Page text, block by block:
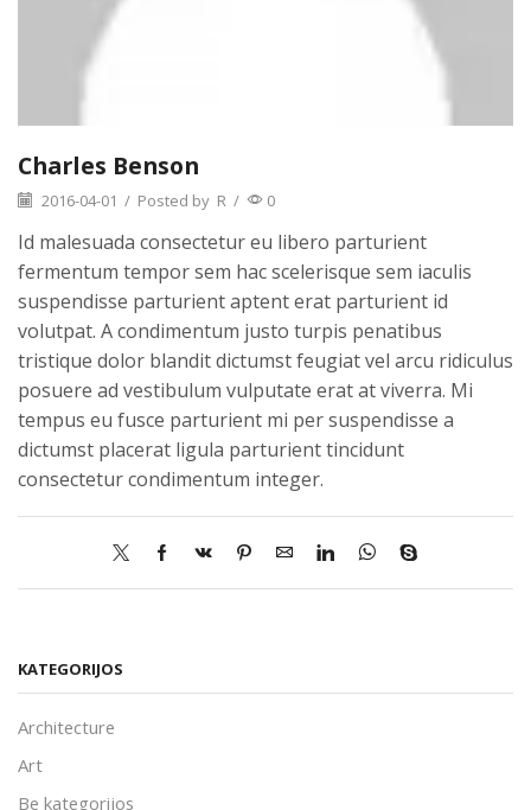
Charles Benson
2016-04-01 / Posted by R / 0
Id malesuada consectetur eu libero parturient
fermentum tempor sem hac scelerisque sem iaculis
suspendisse parturient aptent erat parturient id
volutpat. A condimentum justo turpis penatibus
tristique dolor blandit dictumst feugiat vel arcu ridiculus
posuere ad vestibulum vulputate erat at viverra. Mi
tempus eu fusce parturient mi per suspendisse a
dictumst placerat ligula parturient tincidunt
consectetur condimentum integer.
KATEGORIJOS
Architecture
Art
Be kategorijos